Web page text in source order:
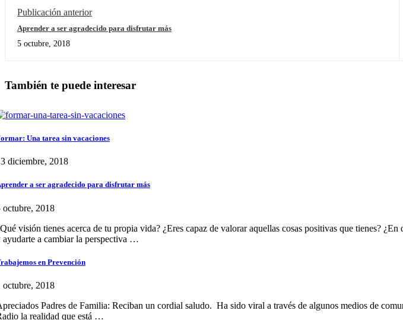
Publicación anterior
Aprender a ser agradecido para disfrutar más
5 octubre, 2018
También te puede interesar
Una tarea sin vacaciones
diciembre, 2018
a ser agradecido para disfrutar más
octubre, 2018
visión tienes acerca de tu propia vida? ¿Eres capaz de valorar aquellas cosas positivas que tienes?
ayudarte a cambiar la perspectiva …
en Prevención
octubre, 2018
Padres de Familia: Reciban un cordial saludo. Ha sido viral a través de algunos medios de
la realidad que está …